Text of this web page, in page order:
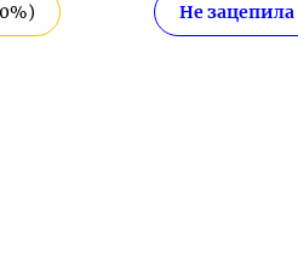
0%) Не зацепила